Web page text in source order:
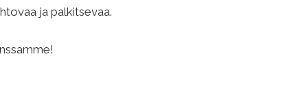
ja palkitsevaa.